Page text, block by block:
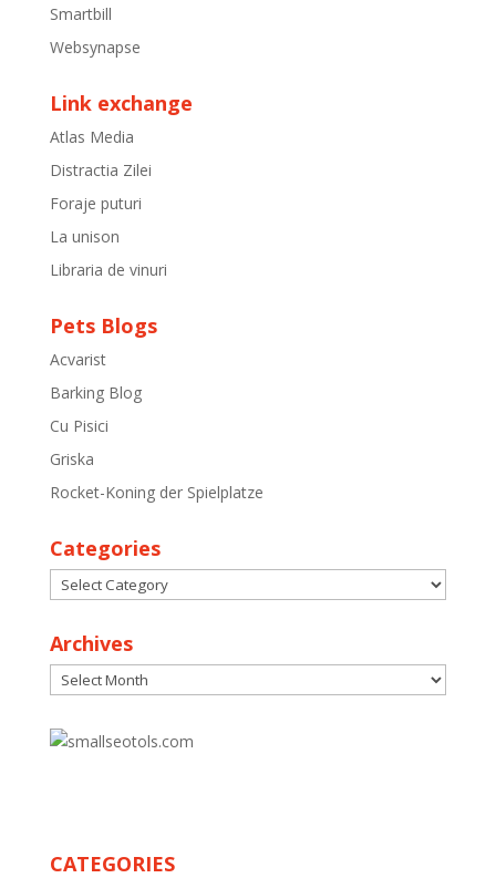
Smartbill
Websynapse
Link exchange
Atlas Media
Distractia Zilei
Foraje puturi
La unison
Libraria de vinuri
Pets Blogs
Acvarist
Barking Blog
Cu Pisici
Griska
Rocket-Koning der Spielplatze
Categories
Categories
Archives
Archives
CATEGORIES